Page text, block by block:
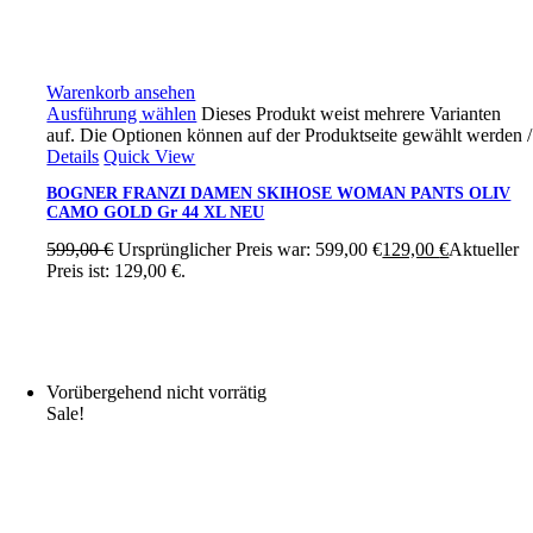
Warenkorb ansehen
Ausführung wählen Dieses Produkt weist mehrere Varianten
auf. Die Optionen können auf der Produktseite gewählt werden/
Details Quick View
BOGNER FRANZI DAMEN SKIHOSE WOMAN PANTS OLIV
CAMO GOLD Gr 44 XL NEU
599,00€ Ursprünglicher Preis war: 599,00 €129,00€Aktueller
Preis ist: 129,00 €.
Vorübergehend nicht vorrätig
Sale!